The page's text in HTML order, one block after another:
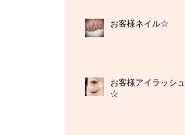
お客様ネイル☆
お客様アイラッシュ
☆